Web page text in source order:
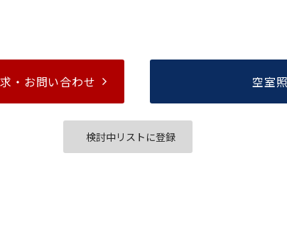
・ お問い合わせ 空室
検討中リストに登録